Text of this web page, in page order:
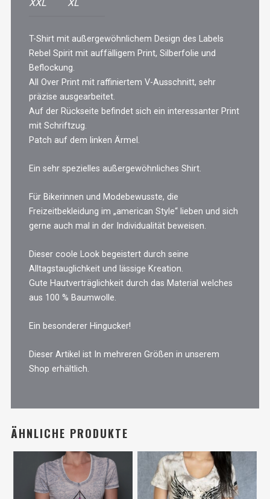
XXL XL
T-Shirt mit außergewöhnlichem Design des Labels
Rebel Spirit mit auffälligem Print, Silberfolie und
Beflockung.
All Over Print mit raffiniertem V-Ausschnitt, sehr
präzise ausgearbeitet.
Auf der Rückseite befindet sich ein interessanter Print
mit Schriftzug.
Patch auf dem linken Ärmel.
Ein sehr spezielles außergewöhnliches Shirt.
Für Bikerinnen und Modebewusste, die
Freizeitbekleidung im „american Style“ lieben und sich
gerne auch mal in der Individualität beweisen.
Dieser coole Look begeistert durch seine
Alltagstauglichkeit und lässige Kreation.
Gute Hautverträglichkeit durch das Material welches
aus 100 % Baumwolle.
Ein besonderer Hingucker!
Dieser Artikel ist In mehreren Größen in unserem
Shop erhältlich.
ÄHNLICHE PRODUKTE